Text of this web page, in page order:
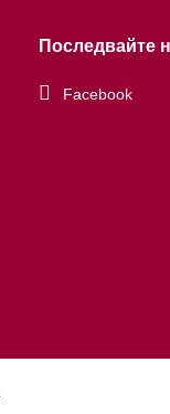
Последвайте
Facebook